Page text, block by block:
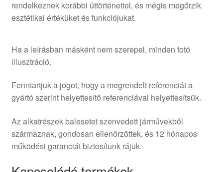
rendelkeznek korábbi úttörténettel, és mégis megőrzik
esztétikai értéküket és funkciójukat.
Ha a leírásban másként nem szerepel, minden fotó
illusztráció.
Fenntartjuk a jogot, hogy a megrendelt referenciát a
gyártó szerint helyettesítő referenciával helyettesítsük.
Az alkatrészek balesetet szenvedett járművekből
származnak, gondosan ellenőrzöttek, és 12 hónapos
működési garanciát biztosítunk rájuk.